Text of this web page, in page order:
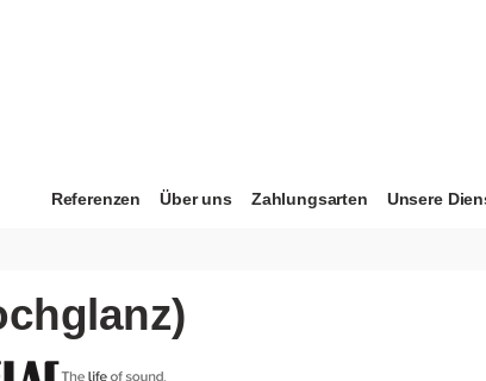
Referenzen Über uns Zahlungsarten Unsere